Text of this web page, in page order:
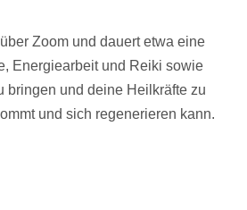
Zoom und dauert etwa eine
Energiearbeit und Reiki sowie
bringen und deine Heilkräfte zu
und sich regenerieren kann.